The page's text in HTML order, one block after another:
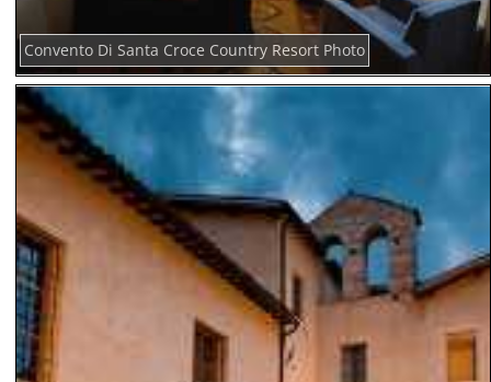
Convento Di Santa Croce Country Resort Photo